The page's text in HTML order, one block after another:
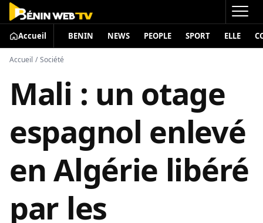
Accueil BENIN NEWS PEOPLE SPORT ELLE
Accueil / Société
Mali : un otage
espagnol enlevé
en Algérie libéré
par les